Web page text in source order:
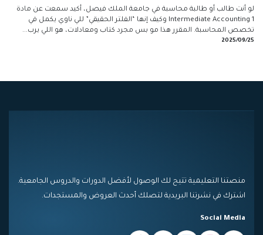
لو أنت طالب أو طالبة محاسبة في جامعة الملك فيصل، أكيد سمعت عن مادة
Intermediate Accounting 1 وكيف إنها “الفلتر الحقيقي” للي ناوي يكمل في
تخصص المحاسبة. المقرر هذا مو بس مجرد كتاب ومعادلات، هو اللي يرب...
25‏/09‏/2025
منصتنا التعليمية تتيح لك الوصول لأفضل الدورات والدروس الجامعية.
اشترك في نشرتنا البريدية لتصلك أحدث العروض والمستجدات.
Social Media